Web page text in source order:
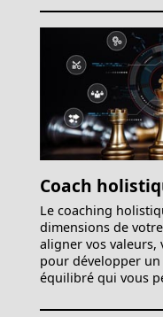
Coach
Le coaching
dimensions de
aligner vos valeurs,
pour développer
équilibré qui vous